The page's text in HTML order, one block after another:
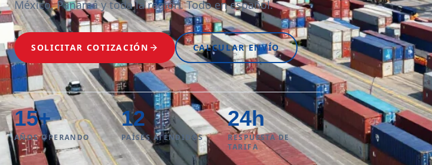
México, Panamá y toda la región. Todo en español.
SOLICITAR COTIZACIÓN CALCULAR ENVÍO
15+
AÑOS OPERANDO
12
PAÍSES ATENDIDOS
24h
RESPUESTA DE
TARIFA